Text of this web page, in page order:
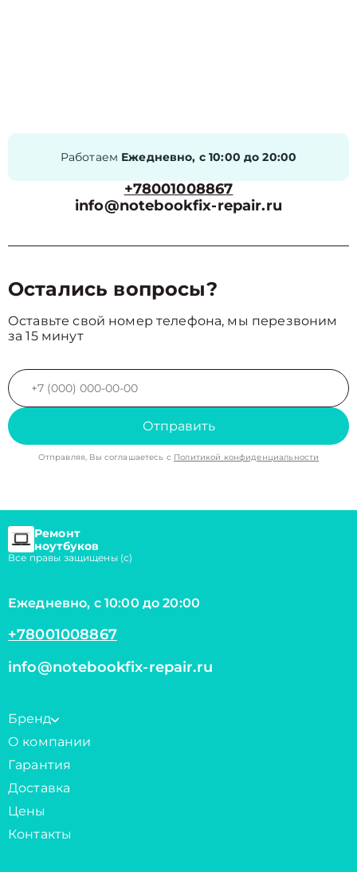
Работаем Ежедневно, с 10:00 до 20:00
+78001008867
info@notebookfix-repair.ru
Остались вопросы?
Оставьте свой номер телефона, мы перезвоним
за 15 минут
Отправить
Отправляя, Вы соглашаетесь с Политикой конфиденциальности
Ремонт
ноутбуков
Все правы защищены (с)
Ежедневно, с 10:00 до 20:00
+78001008867
info@notebookfix-repair.ru
Бренд
О компании
Гарантия
Доставка
Цены
Контакты